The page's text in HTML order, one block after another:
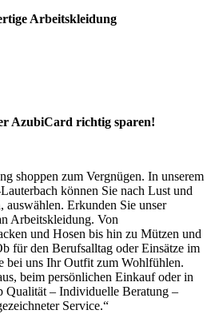
Arbeitskleidung
AzubiCard richtig sparen!
shoppen zum Vergnügen. In unserem
können Sie nach Lust und
auswählen. Erkunden Sie unser
Arbeitskleidung. Von
und Hosen bis hin zu Mützen und
für den Berufsalltag oder Einsätze im
bei uns Ihr Outfit zum Wohlfühlen.
beim persönlichen Einkauf oder in
Qualität – Individuelle Beratung –
Service.“